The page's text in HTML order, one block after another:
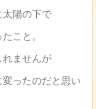
太陽の下で
こと。
れませんが
ったのだと思い